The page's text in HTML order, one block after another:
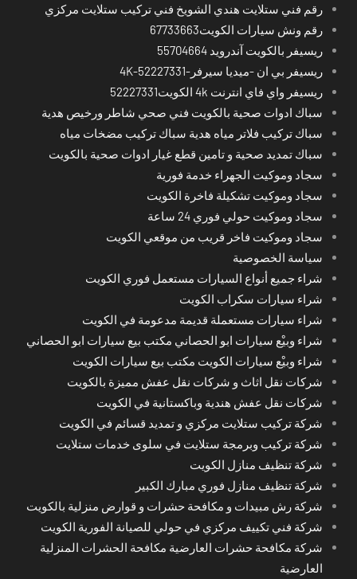
رقم فني ستلايت هندي الشويخ فني تركيب ستلايت مركزي
رقم ونش سيارات الكويت67733663
ريسيفر بالكويت آندرويد 55704664
ريسيفر بي ان -ميديا سيرفر-4K-52227331
ريسيفر واي فاي انترنت 4k الكويت52227331
سباك ادوات صحية بالكويت فني صحي شاطر ورخيص هدية
سباك تركيب فلاتر مياه هدية سباك تركيب مضخات مياه
سباك تمديد صحية و تامين قطع غيار ادوات صحية بالكويت
سجاد وموكيت الجهراء خدمة فورية
سجاد وموكيت تشكيلة فاخرة الكويت
سجاد وموكيت حولي فوري 24 ساعة
سجاد وموكيت فاخر قريب من موقعي الكويت
سياسة الخصوصية
شراء جميع أنواع السيارات مستعمل فوري الكويت
شراء سيارات سكراب الكويت
شراء سيارات مستعملة قديمة مدعومة في الكويت
شراء وبيْع سيارات ابو الحصاني مكتب بيع سيارات ابو الحصاني
شراء وبيْع سيارات الكويت مكتب بيع سيارات الكويت
شركات نقل اثاث و شركات نقل عفش مميزة بالكويت
شركات نقل عفش هندية وباكستانية في الكويت
شركة تركيب ستلايت مركزي و تمديد قسائم في الكويت
شركة تركيب وبرمجة ستلايت في سلوى خدمات ستلايت
شركة تنظيف منازل الكويت
شركة تنظيف منازل فوري مبارك الكبير
شركة رش مبيدات و مكافحة حشرات و قوارض منزلية بالكويت
شركة فني تكييف مركزي في حولي للصيانة الفورية الكويت
شركة مكافحة حشرات العارضية مكافحة الحشرات المنزلية
العارضية